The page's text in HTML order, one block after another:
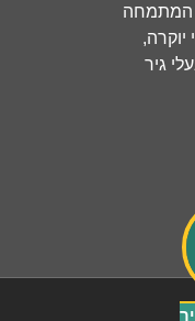
המתמחה
יוקרה,
גיר